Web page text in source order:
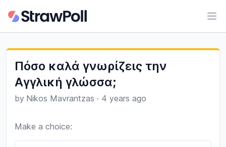
Πόσο καλά γνωρίζεις την
Αγγλική γλώσσα;
by Nikos Mavrantzas · 4 years ago
Make a choice:
Poll options